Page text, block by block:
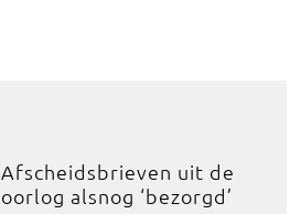
Afscheidsbrieven uit de
oorlog alsnog ‘bezorgd’